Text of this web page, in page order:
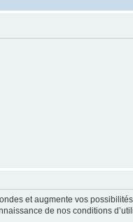
et augmente vos
de nos conditions